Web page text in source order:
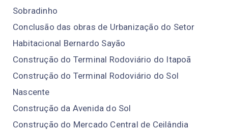
Sobradinho
Conclusão das obras de Urbanização do Setor
Habitacional Bernardo Sayão
Construção do Terminal Rodoviário do Itapoã
Construção do Terminal Rodoviário do Sol
Nascente
Construção da Avenida do Sol
Construção do Mercado Central de Ceilândia